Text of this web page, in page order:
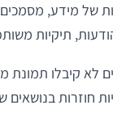
של מידע,
תיקיות
לא קיבלו תמונת
חוזרות בנושאים